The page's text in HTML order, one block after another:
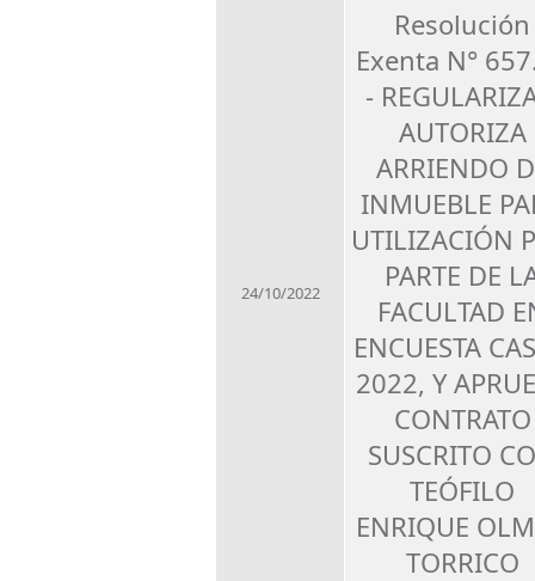
24/10/2022
Resolución
Exenta N°
-
AUTORIZA
ARRIENDO
INMUEBLE
UTILIZACIÓN
PARTE DE
FACULTAD
ENCUESTA
2022, Y
CONTRATO
SUSCRITO
TEÓFILO
ENRIQUE
TORRICO